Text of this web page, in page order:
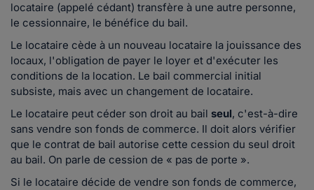
locataire (appelé cédant) transfère à une autre personne,
le cessionnaire, le bénéfice du bail.
Le locataire cède à un nouveau locataire la jouissance des
locaux, l'obligation de payer le loyer et d'exécuter les
conditions de la location. Le bail commercial initial
subsiste, mais avec un changement de locataire.
Le locataire peut céder son droit au bail seul, c'est-à-dire
sans vendre son fonds de commerce. Il doit alors vérifier
que le contrat de bail autorise cette cession du seul droit
au bail. On parle de cession de « pas de porte ».
Si le locataire décide de vendre son fonds de commerce,